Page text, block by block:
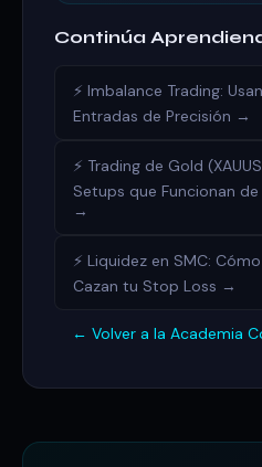
Continúa
⚡ Imbalance Trading:
Entradas de Precisión →
⚡ Trading de Gold
Setups que Funcionan
→
⚡ Liquidez en SMC:
Cazan tu Stop Loss →
← Volver a la Academia